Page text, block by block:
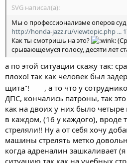
SVG написал(а):
Мы о профессионализме оперов
http://honda-jazz.ru/viewtopic.php ...
Как ты смотришь на это?
срывающемуся голосу, десяти лет
а по этой ситуации скажу так:
плохо! так как человек был
щита"!
, а то что у
ДПС, кончались патроны, так
как на двоих у них было четыре
в каждом, (16 у каждого), вроде
стреляли!! Ну а от себя хочу
машины стрелять метко
когда адреналин зашкаливает
ситуацию так как на учебных